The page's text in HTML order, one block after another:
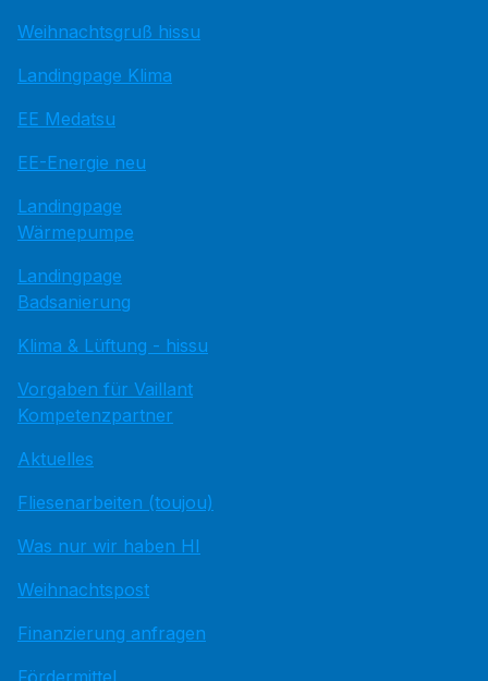
Weihnachtsgruß hissu
Landingpage Klima
EE Medatsu
EE-Energie neu
Landingpage
Wärmepumpe
Landingpage
Badsanierung
Klima & Lüftung - hissu
Vorgaben für Vaillant
Kompetenzpartner
Aktuelles
Fliesenarbeiten (toujou)
Was nur wir haben HI
Weihnachtspost
Finanzierung anfragen
Fördermittel